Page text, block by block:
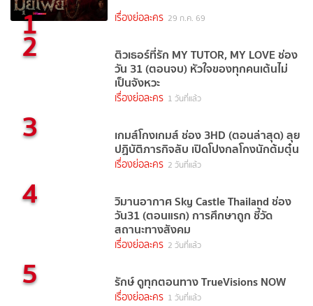
1 เรื่องย่อละคร 29 ก.ค. 69
2 ติวเธอร์ที่รัก MY TUTOR, MY LOVE ช่อง
วัน 31 (ตอนจบ) หัวใจของทุกคนเต้นไม่
เป็นจังหวะ
เรื่องย่อละคร 1 วันที่แล้ว
3 เกมส์โกงเกมส์ ช่อง 3HD (ตอนล่าสุด) ลุย
ปฏิบัติภารกิจลับ เปิดโปงกลโกงนักต้มตุ๋น
เรื่องย่อละคร 2 วันที่แล้ว
4 วิมานอากาศ Sky Castle Thailand ช่อง
วัน31 (ตอนแรก) การศึกษาถูก ชี้วัด
สถานะทางสังคม
เรื่องย่อละคร 2 วันที่แล้ว
5 รักษ์ ดูทุกตอนทาง TrueVisions NOW
เรื่องย่อละคร 1 วันที่แล้ว